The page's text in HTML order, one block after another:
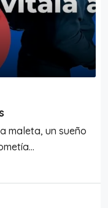
maleta, un sueño